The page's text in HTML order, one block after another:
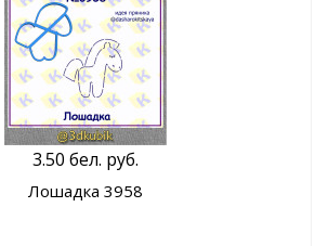
3.50 бел. руб.
Лошадка 3958